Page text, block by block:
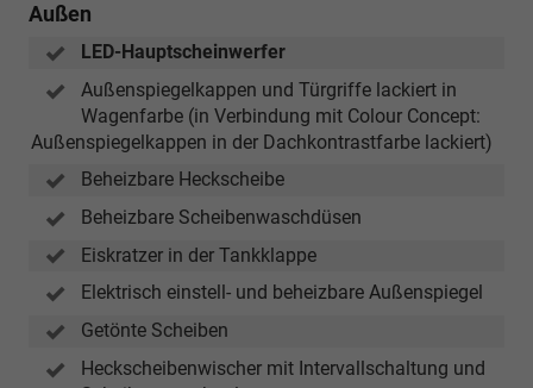
Außen
LED-Hauptscheinwerfer
Außenspiegelkappen und Türgriffe lackiert in
Wagenfarbe (in Verbindung mit Colour Concept:
Außenspiegelkappen in der Dachkontrastfarbe lackiert)
Beheizbare Heckscheibe
Beheizbare Scheibenwaschdüsen
Eiskratzer in der Tankklappe
Elektrisch einstell- und beheizbare Außenspiegel
Getönte Scheiben
Heckscheibenwischer mit Intervallschaltung und